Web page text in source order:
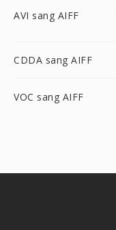
AVI sang AIFF
CDDA sang AIFF
VOC sang AIFF